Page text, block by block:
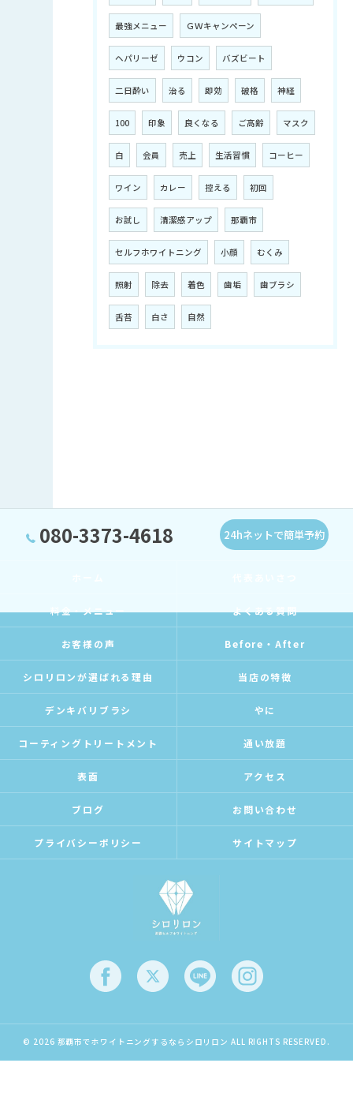
最強メニュー ＧＷキャンペーン
ヘパリーゼ ウコン バズビート
二日酔い 治る 即効 破格 神経
100 印象 良くなる ご高齢 マスク
白 会員 売上 生活習慣 コーヒー
ワイン カレー 控える 初回
お試し 清潔感アップ 那覇市
セルフホワイトニング 小顔 むくみ
照射 除去 着色 歯垢 歯ブラシ
舌苔 白さ 自然
080-3373-4618 24hネットで簡単予約
料金・メニュー よくある質問
お客様の声 Before・After
シロリロンが選ばれる理由 当店の特徴
デンキバリブラシ やに
コーティングトリートメント 通い放題
表面 アクセス
ブログ お問い合わせ
プライバシーポリシー サイトマップ
© 2026 那覇市でホワイトニングするならシロリロン ALL RIGHTS RESERVED.